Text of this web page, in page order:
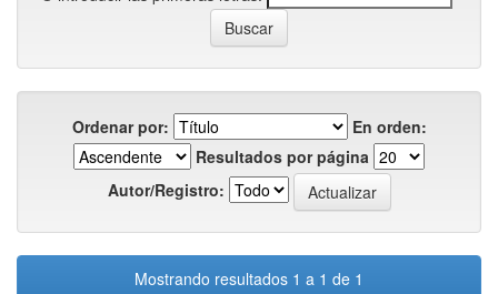
Ordenar por:
En orden:
Resultados por página
Autor/Registro:
Mostrando resultados 1 a 1 de 1